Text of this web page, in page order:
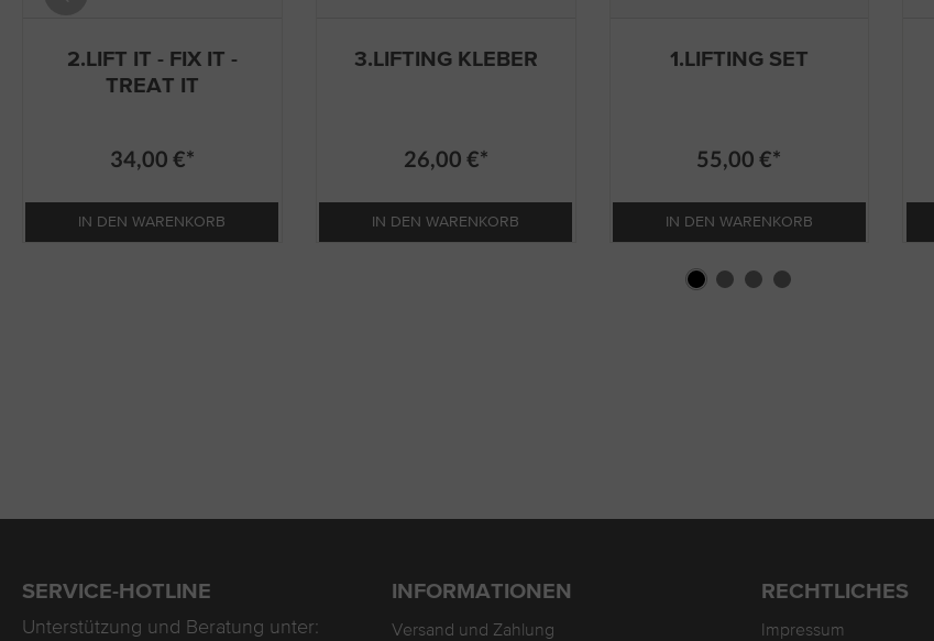
2.LIFT IT - FIX IT -
TREAT IT
34,00 €*
IN DEN WARENKORB
3.LIFTING KLEBER
26,00 €*
IN DEN WARENKORB
1.LIFTING SET
55,00 €*
IN DEN WARENKORB
SERVICE-HOTLINE
Unterstützung und Beratung unter:
INFORMATIONEN
Versand und Zahlung
RECHTLICHES
Impressum